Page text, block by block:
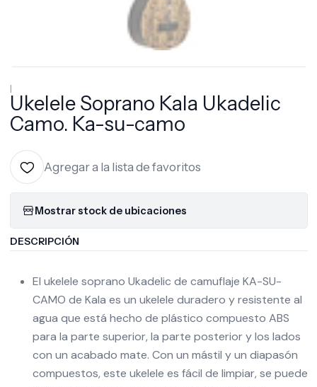
|
Ukelele Soprano Kala Ukadelic
Camo. Ka-su-camo
Agregar a la lista de favoritos
Mostrar stock de ubicaciones
DESCRIPCIÓN
El ukelele soprano Ukadelic de camuflaje KA-SU-
CAMO de Kala es un ukelele duradero y resistente al
agua que está hecho de plástico compuesto ABS
para la parte superior, la parte posterior y los lados
con un acabado mate. Con un mástil y un diapasón
compuestos, este ukelele es fácil de limpiar, se puede